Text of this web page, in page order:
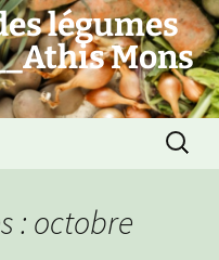
légumes
Mons
: octobre